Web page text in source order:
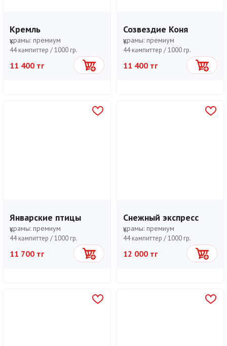
Кремль
құрамы: премиум
44 кәмпиттер /1000 гр.
11 400 тг Себетке
Созвездие Коня
құрамы: премиум
44 кәмпиттер /1000 гр.
11 400 тг Себетке
Январские птицы
құрамы: премиум
44 кәмпиттер /1000 гр.
11 700 тг Себетке
Снежный экспресс
құрамы: премиум
44 кәмпиттер /1000 гр.
12 000 тг Себетке